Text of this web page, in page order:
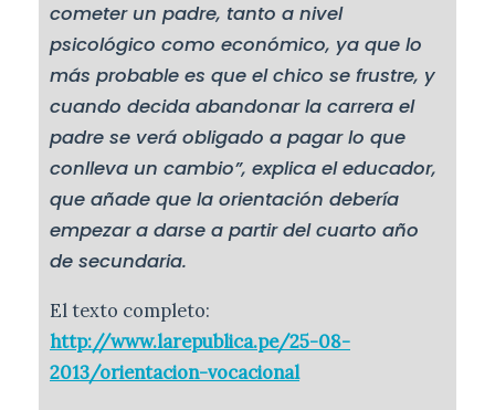
cometer un padre, tanto a nivel
psicológico como económico, ya que lo
más probable es que el chico se frustre, y
cuando decida abandonar la carrera el
padre se verá obligado a pagar lo que
conlleva un cambio”, explica el educador,
que añade que la orientación debería
empezar a darse a partir del cuarto año
de secundaria.
El texto completo:
http://www.larepublica.pe/25-08-
2013/orientacion-vocacional